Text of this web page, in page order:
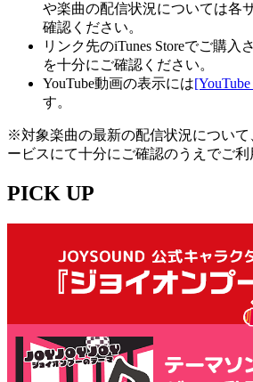
や楽曲の配信状況については各
確認ください。
リンク先のiTunes Storeでご購入
を十分にご確認ください。
YouTube動画の表示には
す。
※対象楽曲の最新の配信状況について
ービスにて十分にご確認のうえでご利
PICK UP